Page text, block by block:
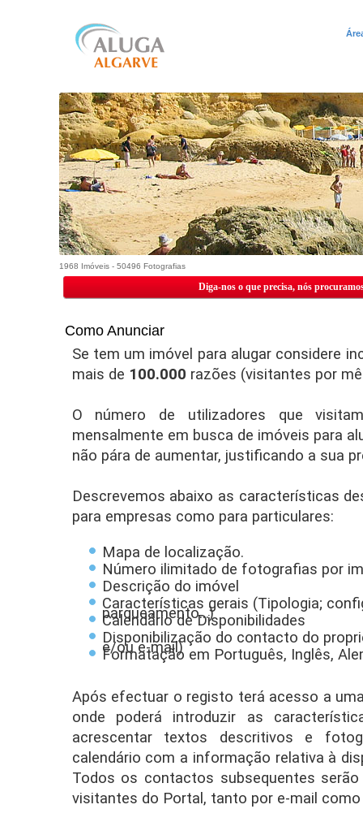
1968 Imóveis - 50496 Fotografias
Diga-nos o que precisa, nós
Como Anunciar
Se tem um imóvel para alugar considere
mais de 100.000 razões (visitantes por
O número de utilizadores que
mensalmente em busca de imóveis para
não pára de aumentar, justificando a sua
Descrevemos abaixo as características
para empresas como para particulares:
Mapa de localização.
Número ilimitado de fotografias por
Descrição do imóvel
Características gerais (Tipologia;
parqueamento...)
Calendário de Disponibilidades
Disponibilização do contacto do
e/ou e-mail)
Formatação em Português, Inglês,
Após efectuar o registo terá acesso a
onde poderá introduzir as
acrescentar textos descritivos e
calendário com a informação relativa à
Todos os contactos subsequentes
visitantes do Portal, tanto por e-mail